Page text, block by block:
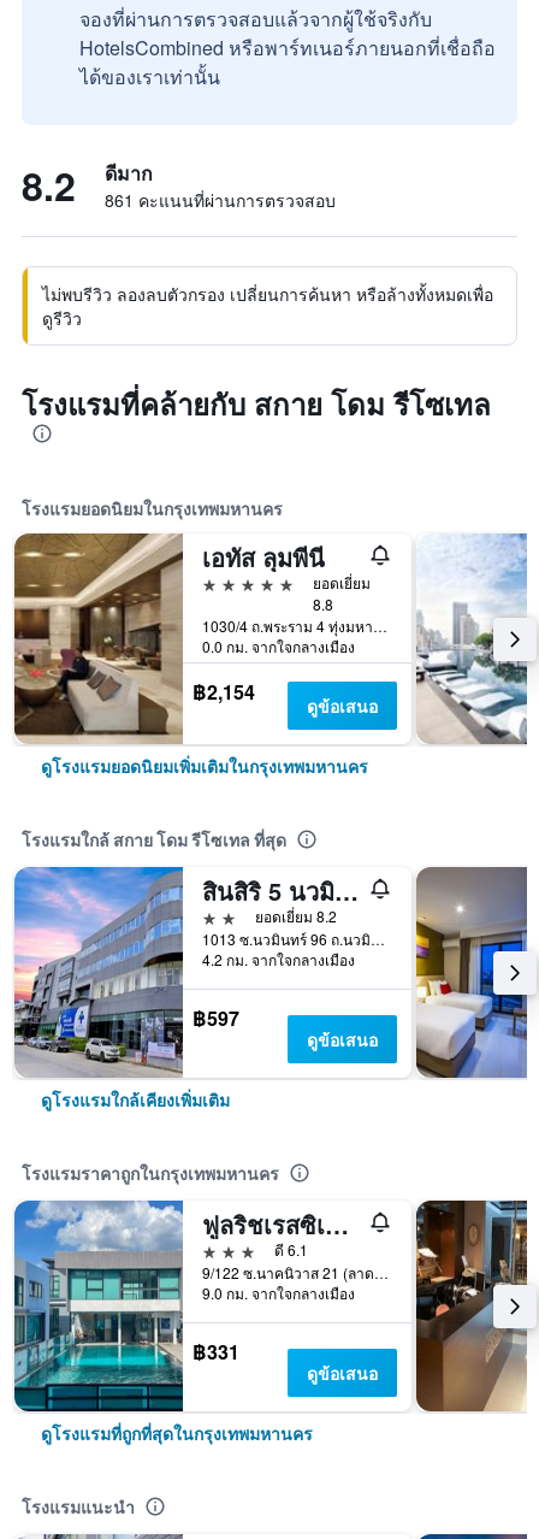
จองที่ผ่านการตรวจสอบแล้วจากผู้ใช้จริงกับ
HotelsCombined หรือพาร์ทเนอร์ภายนอกที่เชื่อถือ
ได้ของเราเท่านั้น
8.2 ดีมาก
861 คะแนนที่ผ่านการตรวจสอบ
ไม่พบรีวิว ลองลบตัวกรอง เปลี่ยนการค้นหา หรือล้างทั้งหมดเพื่อ
ดูรีวิว
โรงแรมที่คล้ายกับ สกาย โดม รีโซเทล
โรงแรมยอดนิยมในกรุงเทพมหานคร
เอทัส ลุมพีนี
5 ดาว
ยอดเยี่ยม
8.8
1030/4 ถ.พระราม 4 ทุ่งมหาเมฆ, กรุงเทพมหานคร, ประเทศไทย
0.0 กม. จากใจกลางเมือง
฿2,154 ดูข้อเสนอ
ดูโรงแรมยอดนิยมเพิ่มเติมในกรุงเทพมหานคร
โรงแรมใกล้ สกาย โดม รีโซเทล ที่สุด
สินสิริ 5 นวมินทร์ 96
2 ดาว
ยอดเยี่ยม 8.2
1013 ซ.นวมินทร์ 96 ถ.นวมินทร์, กรุงเทพมหานคร, ประเทศไทย
4.2 กม. จากใจกลางเมือง
฿597
ดูข้อเสนอ
ดูโรงแรมใกล้เคียงเพิ่มเติม
โรงแรมราคาถูกในกรุงเทพมหานคร
ฟูลริชเรสซิเดนซ์
3 ดาว
ดี 6.1
9/122 ซ.นาคนิวาส 21 (ลาดพร้าว 71) ถ.ลาดพร้าว, กรุงเทพมหานคร, ประเทศไทย
9.0 กม. จากใจกลางเมือง
฿331
ดูข้อเสนอ
ดูโรงแรมที่ถูกที่สุดในกรุงเทพมหานคร
โรงแรมแนะนำ